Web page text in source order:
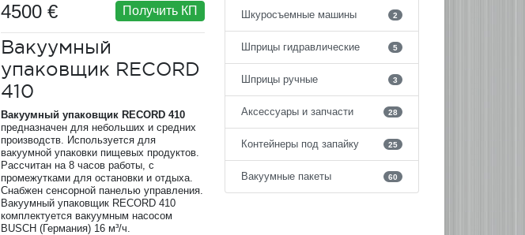
4500 € Получить КП
Вакуумный
упаковщик RECORD
410
Вакуумный упаковщик RECORD410
предназначен для небольших и средних
производств. Используется для
вакуумной упаковки пищевых продуктов.
Рассчитан на 8 часов работы, с
промежутками для остановки и отдыха.
Снабжен сенсорной панелью управления.
Вакуумный упаковщик RECORD 410
комплектуется вакуумным насосом
BUSCH (Германия) 16 м³/ч.
Шкуросъемные машины 2
Шприцы гидравлические 5
Шприцы ручные 3
Аксессуары и запчасти 28
Контейнеры под запайку 25
Вакуумные пакеты 60